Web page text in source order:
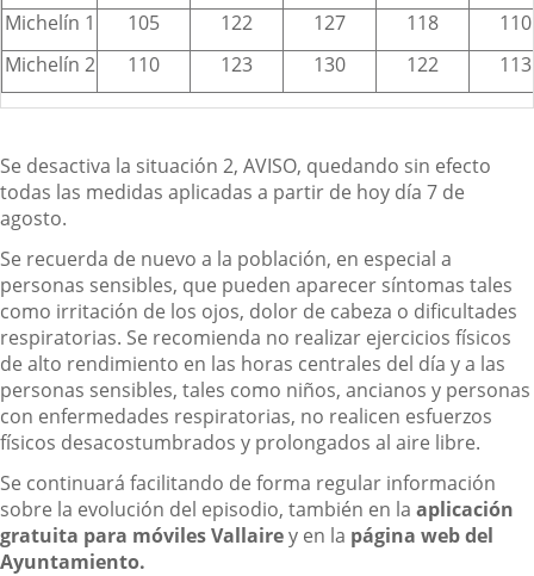
Michelín 1 105 122 127 118
110
Michelín 2
110 123 130 122 113
Se desactiva la situación 2, AVISO, quedando sin efecto
todas las medidas aplicadas a partir de hoy día 7 de
agosto.
Se recuerda de nuevo a la población, en especial a
personas sensibles, que pueden aparecer síntomas tales
como irritación de los ojos, dolor de cabeza o dificultades
respiratorias. Se recomienda no realizar ejercicios físicos
de alto rendimiento en las horas centrales del día y a las
personas sensibles, tales como niños, ancianos y personas
con enfermedades respiratorias, no realicen esfuerzos
físicos desacostumbrados y prolongados al aire libre.
Se continuará facilitando de forma regular información
sobre la evolución del episodio, también en la aplicación
gratuita para móviles Vallairey en la página web del
Ayuntamiento.